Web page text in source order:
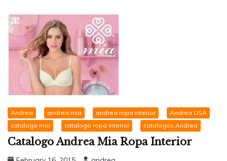
Andrea andrea mia andrea ropa interior
Andrea USA
catalogo mia
catalogo ropa interior catalogos Andrea
Catalogo Andrea Mia Ropa Interior